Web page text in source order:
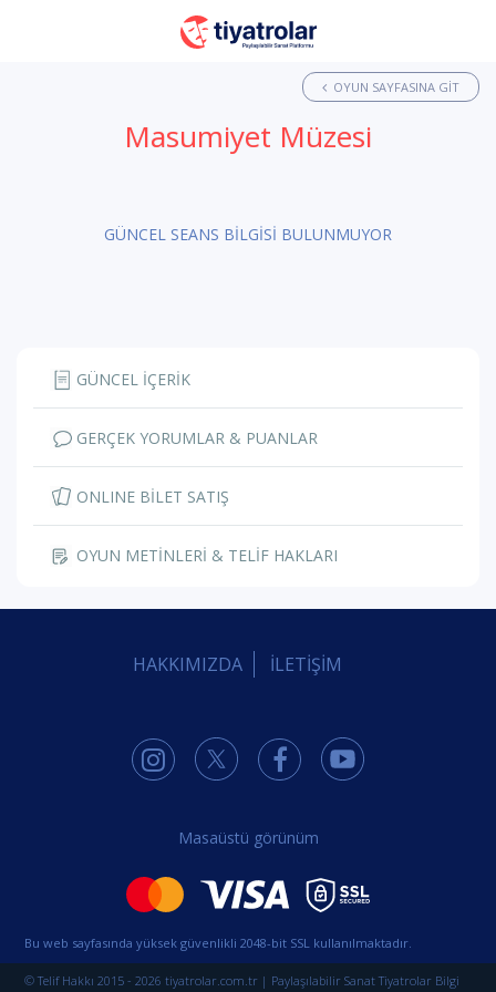
OYUN SAYFASINA GIT
Masumiyet Müzesi
GÜNCEL SEANS BİLGİSİ BULUNMUYOR
GÜNCEL İÇERİK
GERÇEK YORUMLAR & PUANLAR
ONLINE BİLET SATIŞ
OYUN METİNLERİ & TELİF HAKLARI
HAKKIMIZDA İLETİŞİM
Masaüstü görünüm
Bu web sayfasında yüksek güvenlikli 2048-bit SSL kullanılmaktadır.
© Telif Hakkı 2015 - 2026 tiyatrolar.com.tr | Paylaşılabilir Sanat Tiyatrolar Bilgi